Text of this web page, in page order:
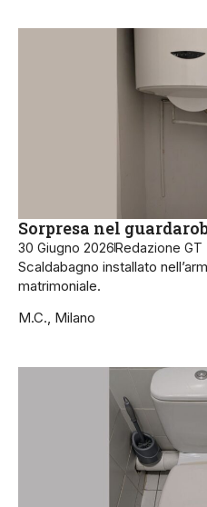
Sorpresa nel
30 Giugno 2026Redazione GT
Scaldabagno installato
matrimoniale.
M.C., Milano